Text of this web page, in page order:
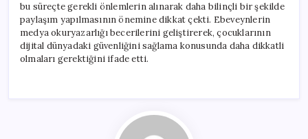
bu süreçte gerekli önlemlerin alınarak daha bilinçli bir şekilde
paylaşım yapılmasının önemine dikkat çekti. Ebeveynlerin
medya okuryazarlığı becerilerini geliştirerek, çocuklarının
dijital dünyadaki güvenliğini sağlama konusunda daha dikkatli
olmaları gerektiğini ifade etti.